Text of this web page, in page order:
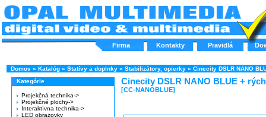
Firma Kontakty Pravidlá
Domov » Katalóg » Statívy a doplnky » Stabilizátory, opierky » Cinecity DSLR NANO
Kategórie
Projekčná technika->
Projekčné plochy->
Interaktívna technika->
LED obrazovky
Cinecity DSLR NANO BLUE +
[CC-NANOBLUE]